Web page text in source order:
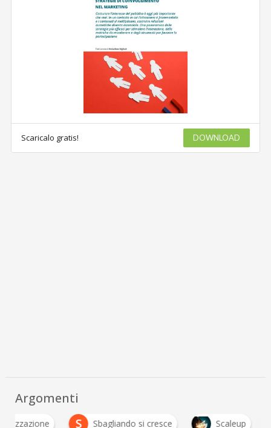
Scaricalo gratis! DOWNLOAD
Argomenti
S Sbagliando si cresce Scaleup